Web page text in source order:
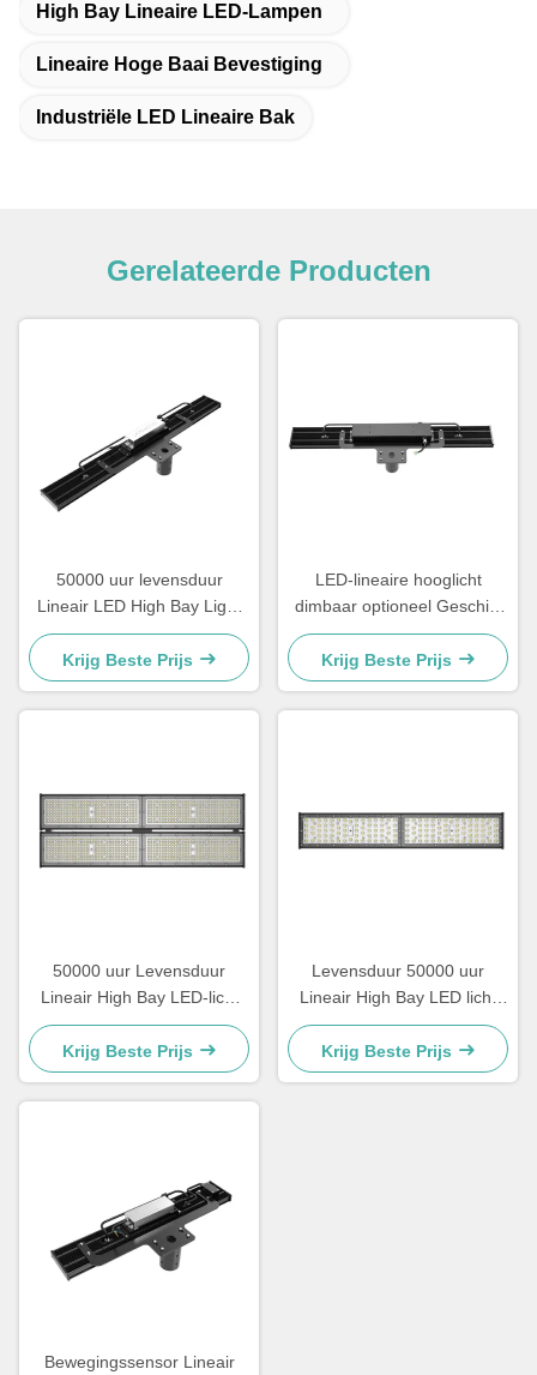
High Bay Lineaire LED-Lampen
Lineaire Hoge Baai Bevestiging
Industriële LED Lineaire Bak
Gerelateerde Producten
50000 uur levensduur
Lineair LED High Bay Light
in 100W 120W 150W 200W
240W en 300W Power
Options voor industriële
verlichting
Krijg Beste Prijs
LED-lineaire hooglicht
dimbaar optioneel Geschikt
voor industriële installaties in
magazijnen en commerciële
verlichtingsprojecten
Krijg Beste Prijs
50000 uur Levensduur
Lineair High Bay LED-licht
Hoog lichtflux Meer dan 15
Geschikt voor commerciële
verlichtingstoepassingen
Krijg Beste Prijs
Levensduur 50000 uur
Lineair High Bay LED licht
Klasse II EU elektrische
klasse Perfect voor
magazijnen en grote
Krijg Beste Prijs
Bewegingssensor Lineair